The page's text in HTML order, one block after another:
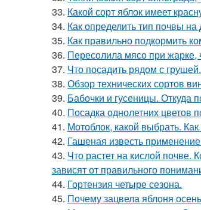
33. Какой сорт яблок имеет
34. Как определить тип почвы
35. Как правильно подкормить
36. Пересолила мясо при жарке,
37. Что посадить рядом с
38. Обзор технических сортов
39. Бабочки и гусеницы. Откуда
40. Посадка однолетних цветов
41. Мотоблок, какой выбрать.
42. Гашеная известь
43. Что растет на кислой почве.
зависят от правильного
44. Гортензия четыре сезона.
45. Почему зацвела яблоня